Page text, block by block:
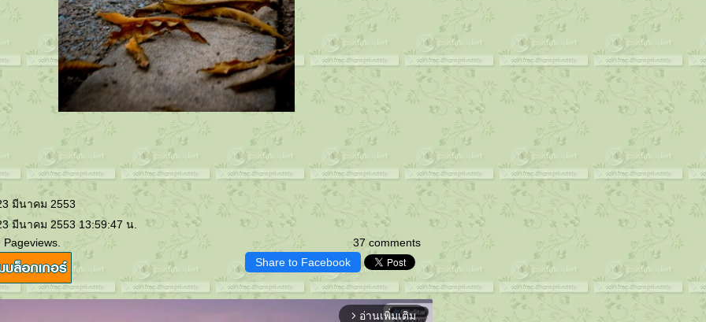
มีนาคม 2553
37 comments
มีนาคม 2553 13:59:47 น.
Share to Facebook
arrow_forward_ios อ่านเพิ่มเติม